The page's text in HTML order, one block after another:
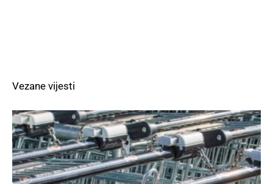
Vezane vijesti